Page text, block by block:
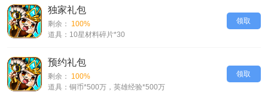
充值比例1:5000
登录送盘古套装宝箱，升星石10000
GM1~GM20=充值卡可激活
领取
独家礼包
剩余：
100%
道具：10星材料碎片*30
领取
预约礼包
剩余：
100%
道具：铜币*500万，英雄经验*500万